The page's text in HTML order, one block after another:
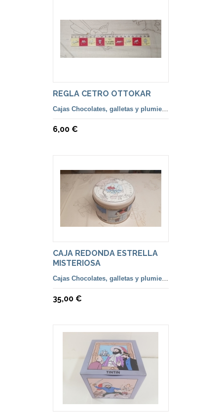
REGLA CETRO OTTOKAR
Cajas Chocolates, galletas y plumiers lápices
6,00 €
CAJA REDONDA ESTRELLA
MISTERIOSA
Cajas Chocolates, galletas y plumiers lápices
35,00 €